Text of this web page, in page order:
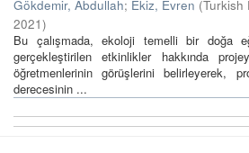
Gökdemir, Abdullah; Ekiz, Evren (Turkish
2021)
Bu çalışmada, ekoloji temelli bir doğa
gerçekleştirilen etkinlikler hakkında
öğretmenlerinin görüşlerini belirleyerek,
derecesinin ...